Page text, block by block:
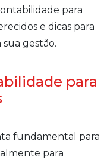
para
e dicas para
gestão.
para
fundamental para
para